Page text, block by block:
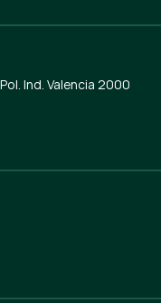
Ind. Valencia 2000